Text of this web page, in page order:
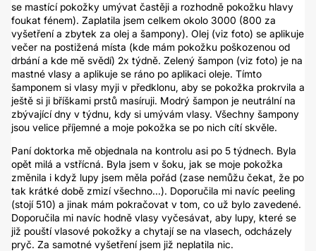
se mastící pokožky umývat častěji a rozhodně pokožku hlavy
foukat fénem). Zaplatila jsem celkem okolo 3000 (800 za
vyšetření a zbytek za olej a šampony). Olej (viz foto) se aplikuje
večer na postižená místa (kde mám pokožku poškozenou od
drbání a kde mě svědí) 2x týdně. Zelený šampon (viz foto) je na
mastné vlasy a aplikuje se ráno po aplikaci oleje. Tímto
šamponem si vlasy myji v předklonu, aby se pokožka prokrvila a
ještě si ji bříškami prstů masíruji. Modrý šampon je neutrální na
zbývající dny v týdnu, kdy si umývám vlasy. Všechny šampony
jsou velice příjemné a moje pokožka se po nich cítí skvěle.
Paní doktorka mě objednala na kontrolu asi po 5 týdnech. Byla
opět milá a vstřícná. Byla jsem v šoku, jak se moje pokožka
změnila i když lupy jsem měla pořád (zase nemůžu čekat, že po
tak krátké době zmizí všechno...). Doporučila mi navíc peeling
(stojí 510) a jinak mám pokračovat v tom, co už bylo zavedené.
Doporučila mi navíc hodně vlasy vyčesávat, aby lupy, které se
již pouští vlasové pokožky a chytají se na vlasech, odcházely
pryč. Za samotné vyšetření jsem již neplatila nic.